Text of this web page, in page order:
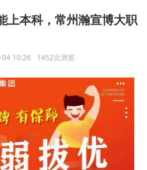
上本科，常州瀚宣博大职
04 10:26 1452次浏览